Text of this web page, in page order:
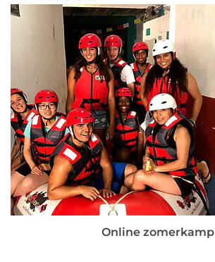
Online zomerkamp